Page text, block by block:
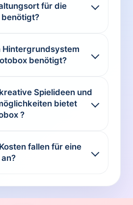
für die
benötigt?
Hintergrundsystem
benötigt?
Spielideen und
bietet
?
fallen für eine